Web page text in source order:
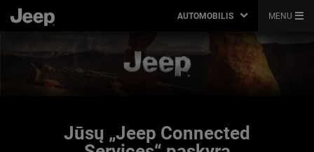
AUTOMOBILIS MENU
Jūsų „Jeep Connected